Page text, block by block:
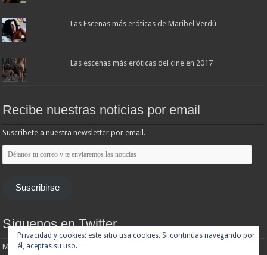
Las Escenas más eróticas de Maribel Verdú
Las escenas más eróticas del cine en 2017
Recibe nuestras noticias por email
Suscribete a nuestra newsletter por email.
Déjanos
tu
correo
enviaremos
Suscribirse
Síguenos en Twitter
Mis tuits
Privacidad y cookies: este sitio usa cookies. Si continúas navegando por
él, aceptas su uso.